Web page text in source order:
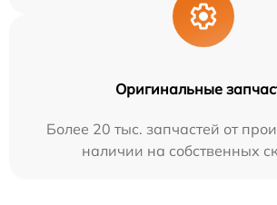
Оригинальные
Более 20 тыс. запчастей от
наличии на собственных